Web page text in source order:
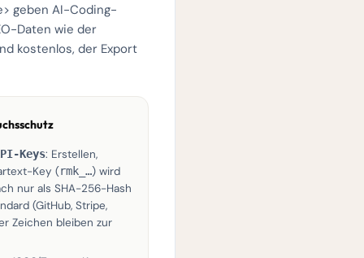
geben AI-Coding-
Daten wie der
kostenlos, der Export
Keys: Erstellen,
Key (rmk_…) wird
nur als SHA-256-Hash
(GitHub, Stripe,
Zeichen bleiben zur